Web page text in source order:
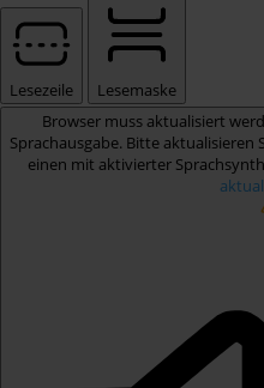
Lesezeile
Lesemaske
Browser muss aktualisiert
Sprachausgabe. Bitte aktualisieren
einen mit aktivierter